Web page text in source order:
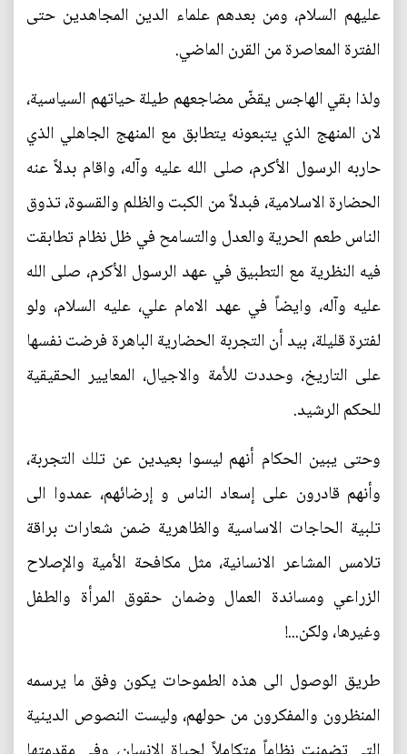
عليهم السلام، ومن بعدهم علماء الدين المجاهدين حتى
الفترة المعاصرة من القرن الماضي.
ولذا بقي الهاجس يقضّ مضاجعهم طيلة حياتهم السياسية،
لان المنهج الذي يتبعونه يتطابق مع المنهج الجاهلي الذي
حاربه الرسول الأكرم، صلى الله عليه وآله، واقام بدلاً عنه
الحضارة الاسلامية، فبدلاً من الكبت والظلم والقسوة، تذوق
الناس طعم الحرية والعدل والتسامح في ظل نظام تطابقت
فيه النظرية مع التطبيق في عهد الرسول الأكرم، صلى الله
عليه وآله، وايضاً في عهد الامام علي، عليه السلام، ولو
لفترة قليلة، بيد أن التجربة الحضارية الباهرة فرضت نفسها
على التاريخ، وحددت للأمة والاجيال، المعايير الحقيقية
للحكم الرشيد.
وحتى يبين الحكام أنهم ليسوا بعيدين عن تلك التجربة،
وأنهم قادرون على إسعاد الناس و إرضائهم، عمدوا الى
تلبية الحاجات الاساسية والظاهرية ضمن شعارات براقة
تلامس المشاعر الانسانية، مثل مكافحة الأمية والإصلاح
الزراعي ومساندة العمال وضمان حقوق المرأة والطفل
وغيرها، ولكن...!
طريق الوصول الى هذه الطموحات يكون وفق ما يرسمه
المنظرون والمفكرون من حولهم، وليست النصوص الدينية